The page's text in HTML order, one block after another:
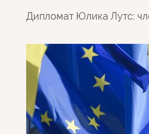
Дипломат Юлика Лутс: